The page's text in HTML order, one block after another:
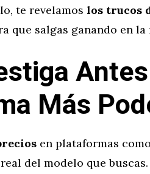
te revelamos los trucos
que salgas ganando en la
Más
en plataformas
del modelo que buscas.